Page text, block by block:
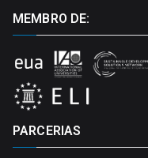
MEMBRO DE:
PARCERIAS